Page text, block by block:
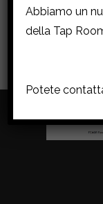
Abbiamo un
della Tap
Potete